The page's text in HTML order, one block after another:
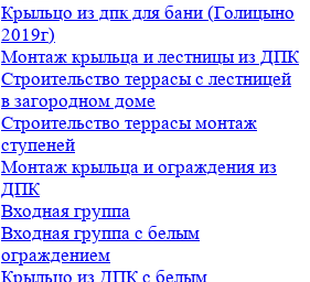
Крыльцо из дпк для бани (Голицыно
2019г)
Монтаж крыльца и лестницы из ДПК
Строительство террасы с лестницей
в загородном доме
Строительство террасы монтаж
ступеней
Монтаж крыльца и ограждения из
ДПК
Входная группа
Входная группа с белым
ограждением
Крыльцо из ДПК с белым